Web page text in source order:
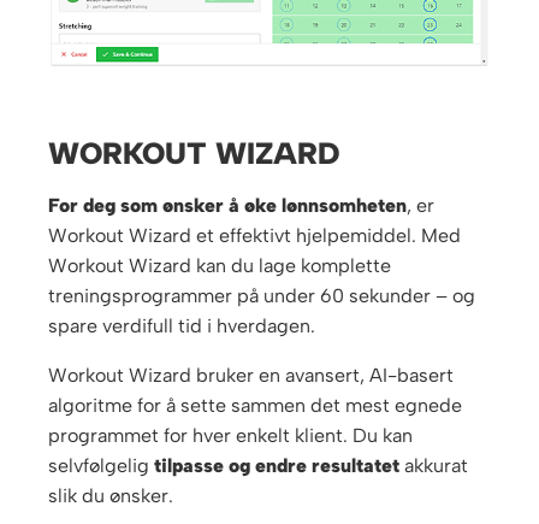
WORKOUT WIZARD
For deg som ønsker å øke lønnsomheten, er
Workout Wizard et effektivt hjelpemiddel. Med
Workout Wizard kan du lage komplette
treningsprogrammer på under 60 sekunder – og
spare verdifull tid i hverdagen.
Workout Wizard bruker en avansert, AI-basert
algoritme for å sette sammen det mest egnede
programmet for hver enkelt klient. Du kan
selvfølgelig tilpasse og endre resultatet akkurat
slik du ønsker.